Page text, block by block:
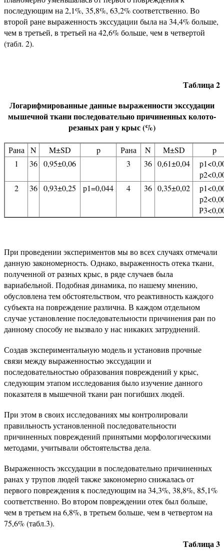
последующим на 2,1%, 35,8%, 63,2% соответственно. Во
второй ране выраженность экссудации была на 34,4% больше,
чем в третьей, в третьей на 42,6% больше, чем в четвертой
(табл. 2).
Таблица 2
Логарифмированные данные выраженности экссудации
мышечной ткани последовательно причиненных колото-
резаных ран у крыс (%)
Рана N M±SD p Рана N M±SD
p
1
36 0,95±0,06 3 36 0,61±0,04
2
36 0,93±0,25 р1=0,044 4 36 0,35±0,02
При проведении экспериментов мы во всех случаях отмечали
данную закономерность. Однако, выраженность отека ткани,
полученной от разных крыс, в ряде случаев была
вариабельной. Подобная динамика, по нашему мнению,
обусловлена тем обстоятельством, что реактивность каждого
субъекта на повреждение различна. В каждом отдельном
случае установление последовательности причинения ран по
данному способу не вызвало у нас никаких затруднений.
Создав экспериментальную модель и установив прочные
связи между выраженностью экссудации и
последовательностью образования повреждений у крыс,
следующим этапом исследования было изучение данного
показателя в мышечной ткани ран погибших людей.
При этом в своих исследованиях мы контролировали
правильность установленной последовательности
причиненных повреждений принятыми морфологическими
методами, учитывали обстоятельства дела.
Выраженность экссудации в последовательно причиненных
ранах у трупов людей также закономерно снижалась от
первого повреждения к последующим на 34,3%, 38,8%, 85,1%
соответственно. Во втором повреждении отек был больше,
чем в третьем на 6,8%, в третьем больше, чем в четвертом на
75,6% (табл.3).
Таблица 3